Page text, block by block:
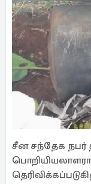
சீன சந்தேக நபர்